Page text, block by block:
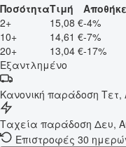
ΠοσότηταΤιμή
2+
15,08 €-4%
10+
14,61 €-7%
20+
13,04 €-17%
Εξαντλημένο
Κανονική παράδοση Τετ,
Ταχεία παράδοση Δευ,
Επιστροφές 30